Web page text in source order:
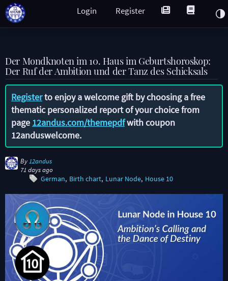
Register
Login
Der Mondknoten im 10. Haus im Geburtshoroskop:
Der Ruf der Ambition und der Tanz des Schicksals
Registerto enjoy a welcome gift by choosing a free
thematic personalized report of your choice from
page 12andus.com/themepdfwith coupon
12anduswelcome.
By 12andus
71 days ago
German Birth chart Lunar Node House 10